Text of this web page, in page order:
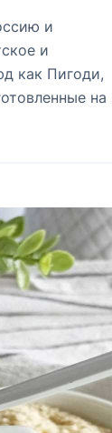
и
и
как Пигоди,
на